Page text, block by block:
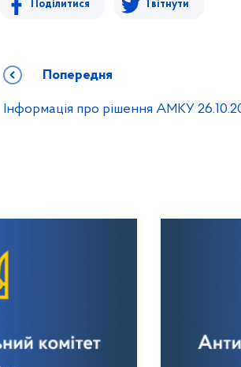
Поділитися Твітнути
Попередня
Інформація про рішення АМКУ